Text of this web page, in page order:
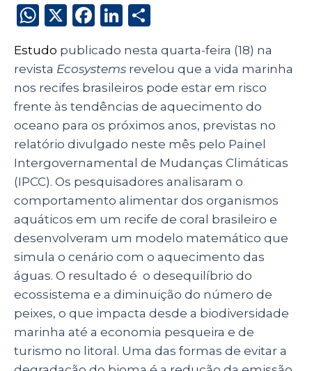
W
a
ts
A
p
p
X
F
c
e
b
o
o
k
Li
k
e
dI
n
a
re
Estudo publicado nesta quarta-feira (18) na
revista Ecosystems revelou que a vida marinha
nos recifes brasileiros pode estar em risco
frente às tendências de aquecimento do
oceano para os próximos anos, previstas no
relatório divulgado neste mês pelo Painel
Intergovernamental de Mudanças Climáticas
(IPCC). Os pesquisadores analisaram o
comportamento alimentar dos organismos
aquáticos em um recife de coral brasileiro e
desenvolveram um modelo matemático que
simula o cenário com o aquecimento das
águas. O resultado é o desequilíbrio do
ecossistema e a diminuição do número de
peixes, o que impacta desde a biodiversidade
marinha até a economia pesqueira e de
turismo no litoral. Uma das formas de evitar a